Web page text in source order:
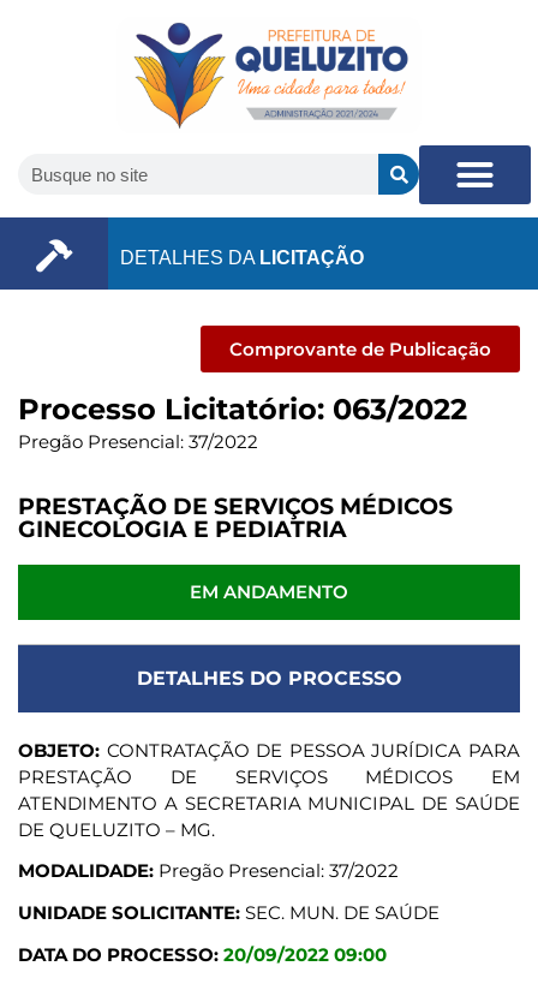
DETALHES DA LICITAÇÃO
Comprovante de Publicação
Processo Licitatório: 063/2022
Pregão Presencial: 37/2022
PRESTAÇÃO DE SERVIÇOS MÉDICOS
GINECOLOGIA E PEDIATRIA
EM ANDAMENTO
DETALHES DO PROCESSO
OBJETO: CONTRATAÇÃO DE PESSOA JURÍDICA PARA
PRESTAÇÃO DE SERVIÇOS MÉDICOS EM
ATENDIMENTO A SECRETARIA MUNICIPAL DE SAÚDE
DE QUELUZITO – MG.
MODALIDADE: Pregão Presencial: 37/2022
UNIDADE SOLICITANTE: SEC. MUN. DE SAÚDE
DATA DO PROCESSO: 20/09/2022 09:00